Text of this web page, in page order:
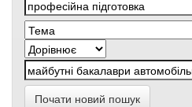
Почати новий пошук